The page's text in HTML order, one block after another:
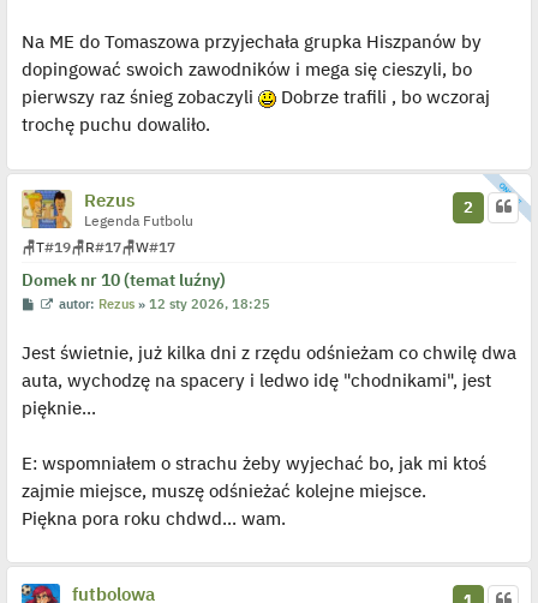
Na ME do Tomaszowa przyjechała grupka Hiszpanów by
dopingować swoich zawodników i mega się cieszyli, bo
pierwszy raz śnieg zobaczyli
Dobrze trafili , bo wczoraj
trochę puchu dowaliło.
Rezus
Legenda Futbolu
🪑T#19🪑R#17🪑W#17
Domek nr 10 (temat luźny)
2
P
t
W
w
i
e
l
j
e
d
n
y
p
o
autor: Rezus »12 sty 2026, 18:25
Jest świetnie, już kilka dni z rzędu odśnieżam co chwilę dwa
auta, wychodzę na spacery i ledwo idę "chodnikami", jest
pięknie...
E: wspomniałem o strachu żeby wyjechać bo, jak mi ktoś
zajmie miejsce, muszę odśnieżać kolejne miejsce.
Piękna pora roku chdwd... wam.
futbolowa